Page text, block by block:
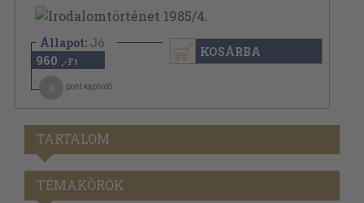
Állapot: Jó
960 ,-Ft
pont kapható
KOSÁRBA
TARTALOM
TÉMAKÖRÖK